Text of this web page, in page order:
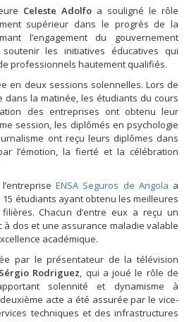
Celeste Adolfo a souligné le rôle
supérieur dans le progrès de la
l’engagement du gouvernement
les initiatives éducatives qui
professionnels hautement qualifiés.
en deux sessions solennelles. Lors de
dans la matinée, les étudiants du cours
des entreprises ont obtenu leur
session, les diplômés en psychologie
ont reçu leurs diplômes dans
l’émotion, la fierté et la célébration
l’entrepriseENSA Seguros de Angola a
étudiants ayant obtenu les meilleures
Chacun d’entre eux a reçu un
dos et une assurance maladie valable
académique.
par le présentateur de la télévision
Sérgio Rodriguez, qui a joué le rôle de
solennité et dynamisme à
acte a été assurée par le vice-
techniques et des infrastructures